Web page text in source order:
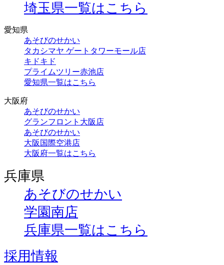
埼玉県一覧はこちら
愛知県
あそびのせかい
タカシマヤ ゲートタワーモール店
キドキド
プライムツリー赤池店
愛知県一覧はこちら
大阪府
あそびのせかい
グランフロント大阪店
あそびのせかい
大阪国際空港店
大阪府一覧はこちら
兵庫県
あそびのせかい
学園南店
兵庫県一覧はこちら
採用情報